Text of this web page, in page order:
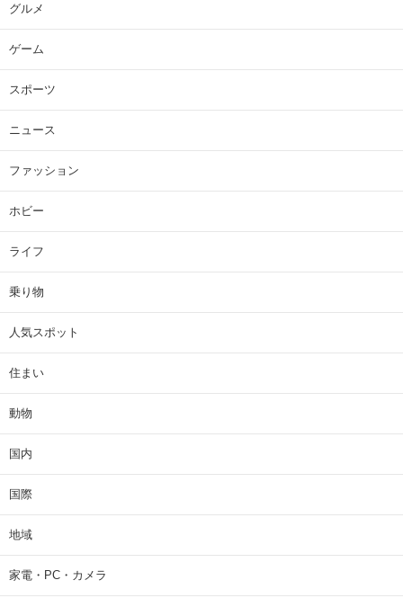
グルメ
ゲーム
スポーツ
ニュース
ファッション
ホビー
ライフ
乗り物
人気スポット
住まい
動物
国内
国際
地域
家電・PC・カメラ